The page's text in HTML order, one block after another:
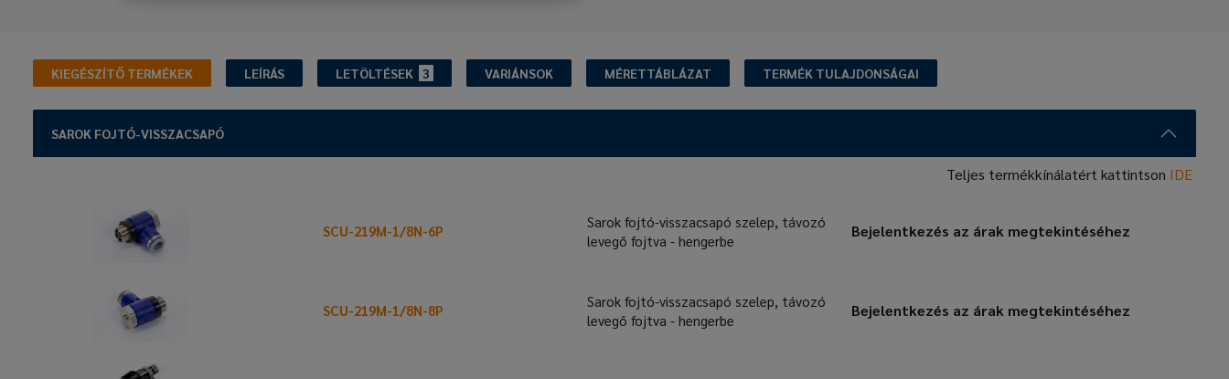
KIEGÉSZÍTŐ TERMÉKEK LEÍRÁS LETÖLTÉSEK 3 VARIÁNSOK MÉRETTÁBLÁZAT TERMÉK TULAJDONSÁGAI
SAROK FOJTÓ-VISSZACSAPÓ
Teljes termékkínálatért kattintson IDE
SCU-219M-1/8N-6P
Sarok fojtó-visszacsapó szelep, távozó
levegő fojtva - hengerbe
Bejelentkezés az árak megtekintéséhez
SCU-219M-1/8N-8P
Sarok fojtó-visszacsapó szelep, távozó
levegő fojtva - hengerbe
Bejelentkezés az árak megtekintéséhez